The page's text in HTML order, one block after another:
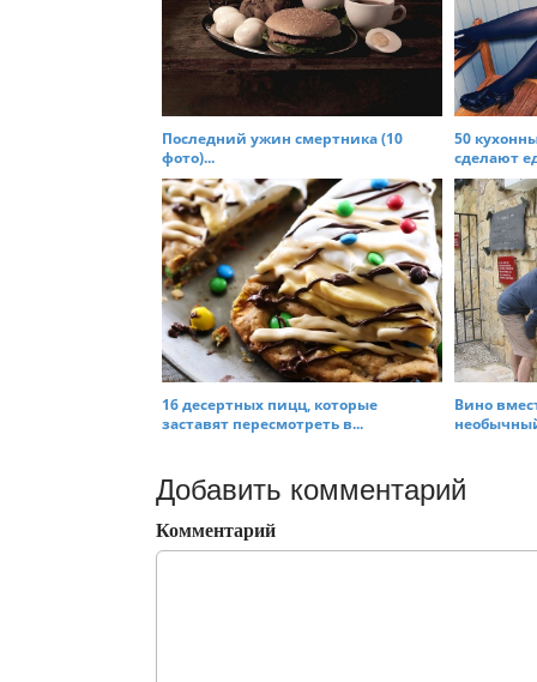
Последний ужин смертника (10
фото)...
50
сделают
16 десертных пицц, которые
заставят пересмотреть в...
Вино
Добавить комментарий
Комментарий